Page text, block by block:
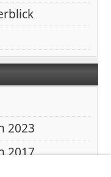
2023
2017